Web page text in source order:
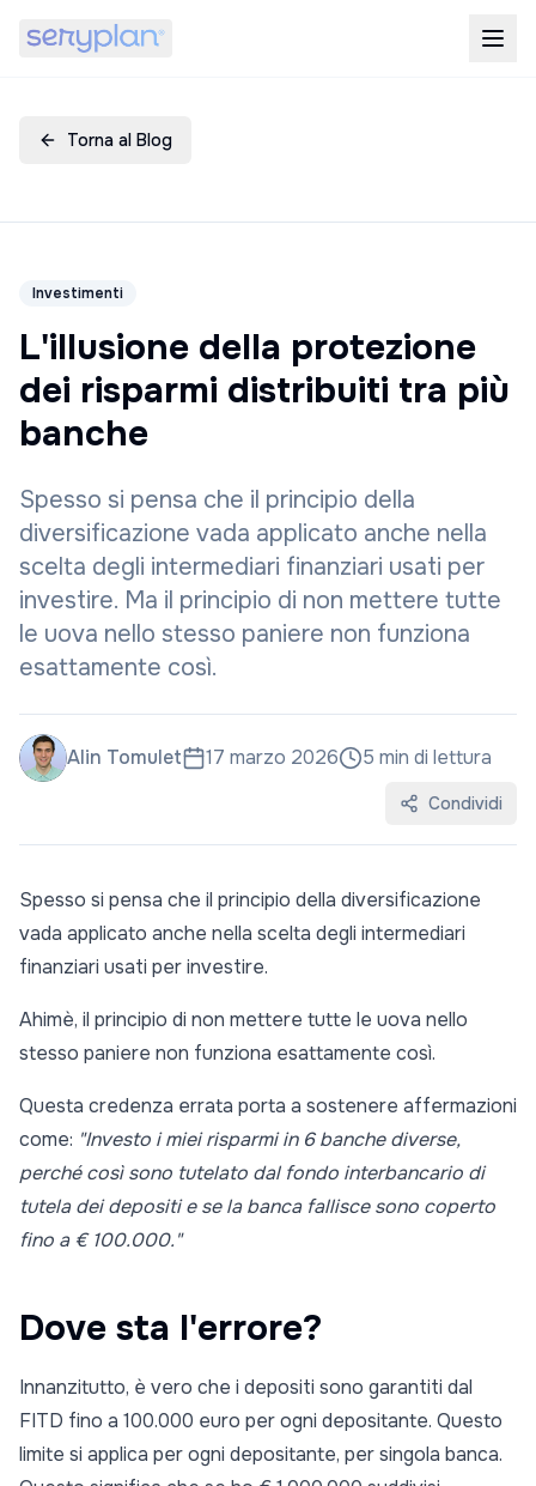
Torna al Blog
Investimenti
L'illusione della protezione
dei risparmi distribuiti tra più
banche
Spesso si pensa che il principio della
diversificazione vada applicato anche nella
scelta degli intermediari finanziari usati per
investire. Ma il principio di non mettere tutte
le uova nello stesso paniere non funziona
esattamente così.
Alin Tomulet 17 marzo 2026 5 min di lettura
Condividi
Spesso si pensa che il principio della diversificazione
vada applicato anche nella scelta degli intermediari
finanziari usati per investire.
Ahimè, il principio di non mettere tutte le uova nello
stesso paniere non funziona esattamente così.
Questa credenza errata porta a sostenere affermazioni
come: "Investo i miei risparmi in 6 banche diverse,
perché così sono tutelato dal fondo interbancario di
tutela dei depositi e se la banca fallisce sono coperto
fino a € 100.000."
Dove sta l'errore?
Innanzitutto, è vero che i depositi sono garantiti dal
FITD fino a 100.000 euro per ogni depositante. Questo
limite si applica per ogni depositante, per singola banca.